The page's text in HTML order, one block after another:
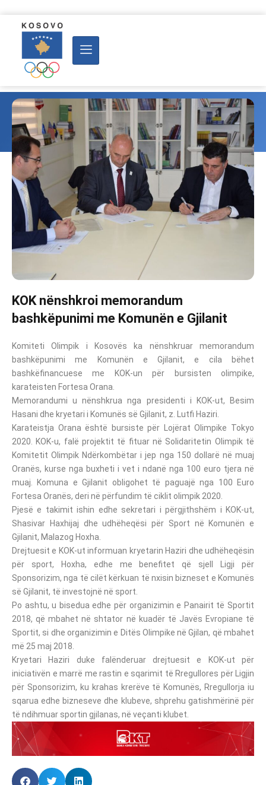
KOK nënshkroi memorandum
bashkëpunimi me Komunën e Gjilanit
Komiteti Olimpik i Kosovës ka nënshkruar memorandum
bashkëpunimi me Komunën e Gjilanit, e cila bëhet
bashkëfinancuese me KOK-un për bursisten olimpike,
karateisten Fortesa Orana.
Memorandumi u nënshkrua nga presidenti i KOK-ut, Besim
Hasani dhe kryetari i Komunës së Gjilanit, z. Lutfi Haziri.
Karateistja Orana është bursiste për Lojërat Olimpike Tokyo
2020. KOK-u, falë projektit të fituar në Solidaritetin Olimpik të
Komitetit Olimpik Ndërkombëtar i jep nga 150 dollarë në muaj
Oranës, kurse nga buxheti i vet i ndanë nga 100 euro tjera në
muaj. Komuna e Gjilanit obligohet të paguajë nga 100 Euro
Fortesa Oranës, deri në përfundim të ciklit olimpik 2020.
Pjesë e takimit ishin edhe sekretari i përgjithshëm i KOK-ut,
Shasivar Haxhijaj dhe udhëheqësi për Sport në Komunën e
Gjilanit, Malazog Hoxha.
Drejtuesit e KOK-ut informuan kryetarin Haziri dhe udhëheqësin
për sport, Hoxha, edhe me benefitet që sjell Ligji për
Sponsorizim, nga të cilët kërkuan të nxisin bizneset e Komunës
së Gjilanit, të investojnë në sport.
Po ashtu, u bisedua edhe për organizimin e Panairit të Sportit
2018, që mbahet në shtator në kuadër të Javës Evropiane të
Sportit, si dhe organizimin e Ditës Olimpike në Gjilan, që mbahet
më 25 maj 2018.
Kryetari Haziri duke falënderuar drejtuesit e KOK-ut për
iniciativën e marrë me rastin e sqarimit të Rregullores për Ligjin
për Sponsorizim, ku krahas krerëve të Komunës, Rregullorja iu
sqarua edhe bizneseve dhe klubeve, shprehu gatishmërinë për
të ndihmuar sportin gjilanas, në veçanti klubet.